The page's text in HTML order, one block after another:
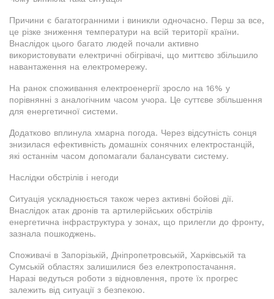
Причини є багатогранними і виникли одночасно. Перш за все,
це різке зниження температури на всій території країни.
Внаслідок цього багато людей почали активно
використовувати електричні обігрівачі, що миттєво збільшило
навантаження на електромережу.
На ранок споживання електроенергії зросло на 16% у
порівнянні з аналогічним часом учора. Це суттєве збільшення
для енергетичної системи.
Додатково вплинула хмарна погода. Через відсутність сонця
знизилася ефективність домашніх сонячних електростанцій,
які останнім часом допомагали балансувати систему.
Наслідки обстрілів і негоди
Ситуація ускладнюється також через активні бойові дії.
Внаслідок атак дронів та артилерійських обстрілів
енергетична інфраструктура у зонах, що прилегли до фронту,
зазнала пошкоджень.
Споживачі в Запорізькій, Дніпропетровській, Харківській та
Сумській областях залишилися без електропостачання.
Наразі ведуться роботи з відновлення, проте їх прогрес
залежить від ситуації з безпекою.